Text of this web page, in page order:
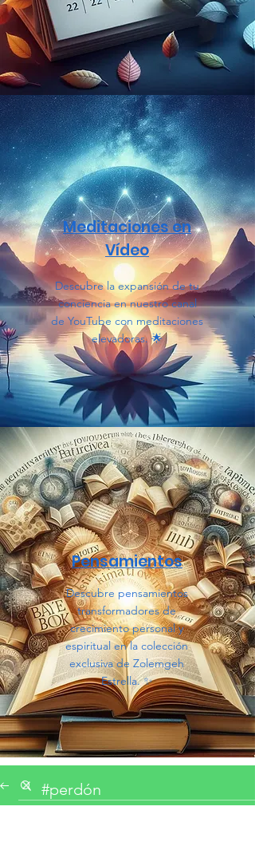
Meditacionesen
Vídeo
Descubre la expansión de tu
conciencia en nuestro canal
de YouTube con meditaciones
elevadoras. 🌟
Pensamientos
Descubre pensamientos
transformadores de
crecimiento personal y
espiritual en la colección
exclusiva de Zolemgeh
Estrella. ✨